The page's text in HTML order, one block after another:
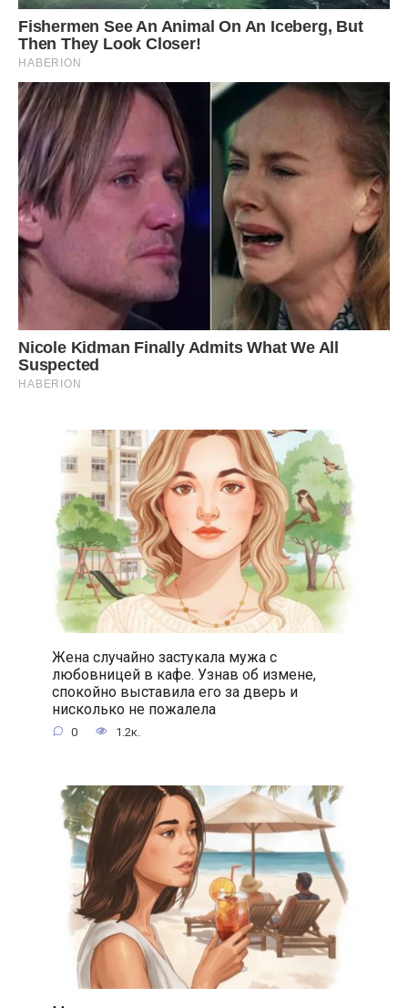
Жена случайно застукала мужа с
любовницей в кафе. Узнав об измене,
спокойно выставила его за дверь и
нисколько не пожалела
0 1.2к.